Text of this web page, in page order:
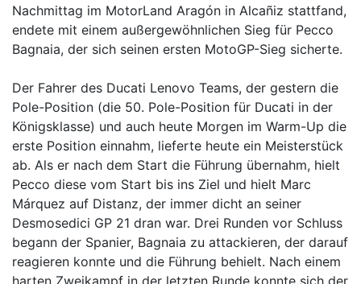
Nachmittag im MotorLand Aragón in Alcañiz stattfand,
endete mit einem außergewöhnlichen Sieg für Pecco
Bagnaia, der sich seinen ersten MotoGP-Sieg sicherte.
Der Fahrer des Ducati Lenovo Teams, der gestern die
Pole-Position (die 50. Pole-Position für Ducati in der
Königsklasse) und auch heute Morgen im Warm-Up die
erste Position einnahm, lieferte heute ein Meisterstück
ab. Als er nach dem Start die Führung übernahm, hielt
Pecco diese vom Start bis ins Ziel und hielt Marc
Márquez auf Distanz, der immer dicht an seiner
Desmosedici GP 21 dran war. Drei Runden vor Schluss
begann der Spanier, Bagnaia zu attackieren, der darauf
reagieren konnte und die Führung behielt. Nach einem
harten Zweikampf in der letzten Runde konnte sich der